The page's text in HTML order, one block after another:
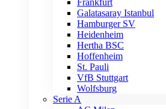
Frankfurt
Galatasaray Istanbul
Hamburger SV
Heidenheim
Hertha BSC
Hoffenheim
St. Pauli
VfB Stuttgart
Wolfsburg
Serie A